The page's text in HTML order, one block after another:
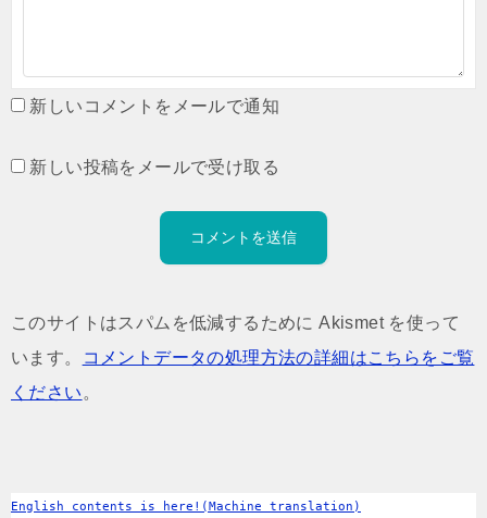
新しいコメントをメールで通知
新しい投稿をメールで受け取る
このサイトはスパムを低減するために Akismet を使って
います。
コメントデータの処理方法の詳細はこちらをご覧
ください 。
English contents is here!(Machine translation)